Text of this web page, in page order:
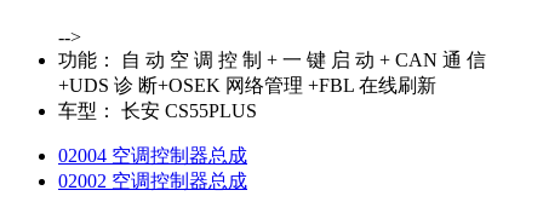
-->
功能：
自 动 空 调 控 制 + 一 键 启 动 + CAN 通 信
+UDS 诊 断+OSEK 网络管理 +FBL 在线刷新
车型：
长安 CS55PLUS
02004 空调控制器总成
02002 空调控制器总成